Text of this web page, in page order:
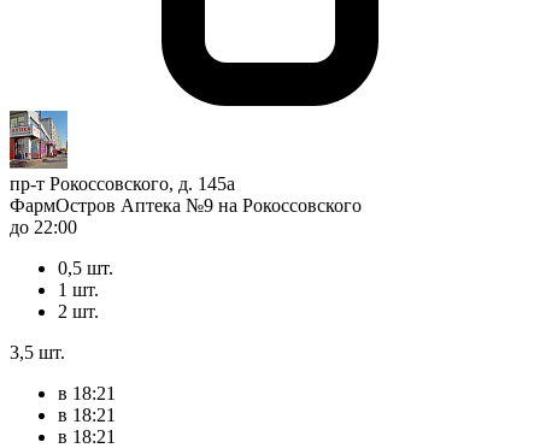
пр-т Рокоссовского, д. 145а
ФармОстров Аптека №9 на Рокоссовского
до 22:00
0,5 шт.
1 шт.
2 шт.
3,5 шт.
в 18:21
в 18:21
в 18:21